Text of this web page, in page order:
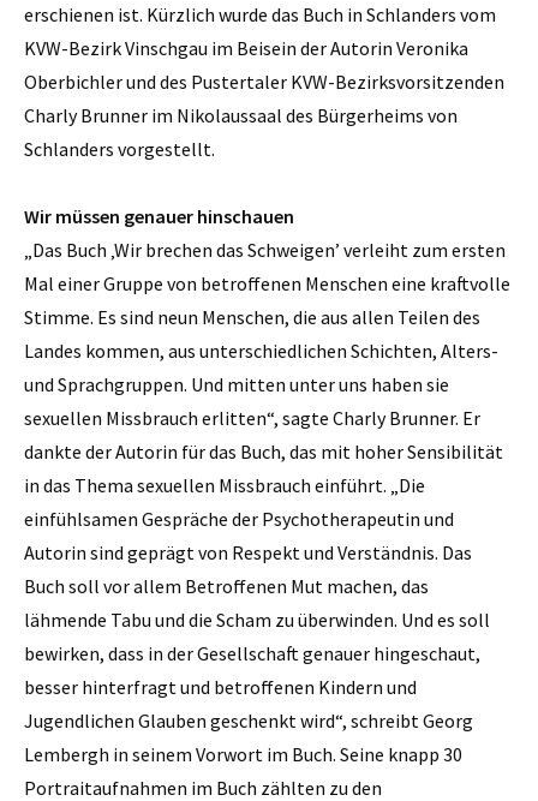
erschienen ist. Kürzlich wurde das Buch in Schlanders vom
KVW-Bezirk Vinschgau im Beisein der Autorin Veronika
Oberbichler und des Pustertaler KVW-Bezirksvorsitzenden
Charly Brunner im Nikolaussaal des Bürgerheims von
Schlanders vorgestellt.
Wir müssen genauer hinschauen
„Das Buch ‚Wir brechen das Schweigen’ verleiht zum ersten
Mal einer Gruppe von betroffenen Menschen eine kraftvolle
Stimme. Es sind neun Menschen, die aus allen Teilen des
Landes kommen, aus unterschiedlichen Schichten, Alters-
und Sprachgruppen. Und mitten unter uns haben sie
sexuellen Missbrauch erlitten“, sagte Charly Brunner. Er
dankte der Autorin für das Buch, das mit hoher Sensibilität
in das Thema sexuellen Missbrauch einführt. „Die
einfühlsamen Gespräche der Psychotherapeutin und
Autorin sind geprägt von Respekt und Verständnis. Das
Buch soll vor allem Betroffenen Mut machen, das
lähmende Tabu und die Scham zu überwinden. Und es soll
bewirken, dass in der Gesellschaft genauer hingeschaut,
besser hinterfragt und betroffenen Kindern und
Jugendlichen Glauben geschenkt wird“, schreibt Georg
Lembergh in seinem Vorwort im Buch. Seine knapp 30
Portraitaufnahmen im Buch zählten zu den